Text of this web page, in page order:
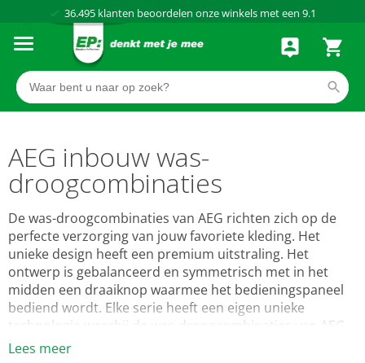
Al meer dan50 jaardé elektronicaspecialist
AEG inbouw was-
droogcombinaties
De was-droogcombinaties van AEG richten zich op de
perfecte verzorging van jouw favoriete kleding. Het
unieke design heeft een premium uitstraling. Het
ontwerp is gebalanceerd en symmetrisch met in het
midden een draaiknop waarmee het bedieningspaneel
bediend wordt. Elke serie heeft een eigen unieke
technologie waarbij de was-droogcombinaties van AEG
per serie een stap verder gaan op het gebied van
Lees meer